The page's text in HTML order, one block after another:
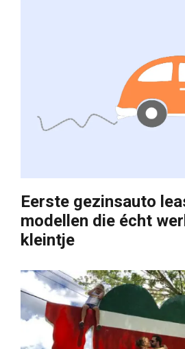
Eerste gezinsauto
modellen die écht
kleintje